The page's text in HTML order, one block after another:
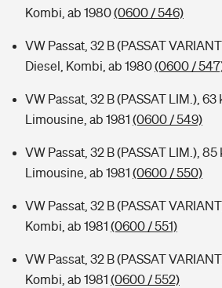
Kombi, ab 1980(0600 / 546)
VW Passat, 32 B (PASSAT
Diesel, Kombi, ab 1980(0600 /
VW Passat, 32 B (PASSAT LIM.), 63
Limousine, ab 1981 (0600 / 549)
VW Passat, 32 B (PASSAT LIM.), 85
Limousine, ab 1981 (0600 / 550)
VW Passat, 32 B (PASSAT
Kombi, ab 1981 (0600 / 551)
VW Passat, 32 B (PASSAT
Kombi, ab 1981 (0600 / 552)